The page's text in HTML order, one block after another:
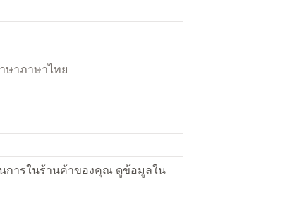
ษาภาษาไทย
การในร้านค้าของคุณ ดูข้อมูลใน